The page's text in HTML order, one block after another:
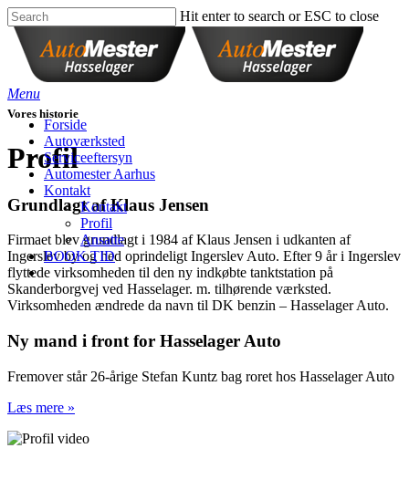
Hit enter to search or ESC to close
Menu
Forside
Autoværksted
Serviceeftersyn
Automester Aarhus
Kontakt
Kontakt
Profil
Ansatte
BOOK TID
Vores historie
Profil
Grundlagt af Klaus Jensen
Firmaet blev grundlagt i 1984 af Klaus Jensen i udkanten af
Ingerslev by og hed oprindeligt Ingerslev Auto. Efter 9 år i Ingerslev
flyttede virksomheden til den ny indkøbte tanktstation på
Skanderborgvej ved Hasselager. m. tilhørende værksted.
Virksomheden ændrede da navn til DK benzin – Hasselager Auto.
Ny mand i front for Hasselager Auto
Fremover står 26-årige Stefan Kuntz bag roret hos Hasselager Auto
Læs mere »